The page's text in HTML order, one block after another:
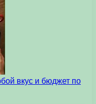
вкус и бюджет по